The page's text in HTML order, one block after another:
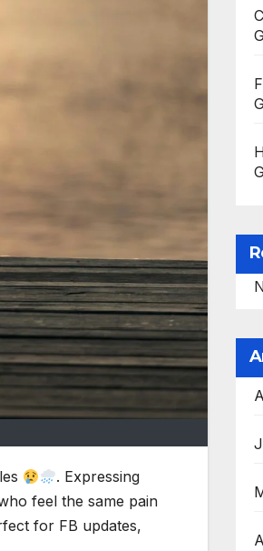
. Expressing
feel the same pain
for FB updates,